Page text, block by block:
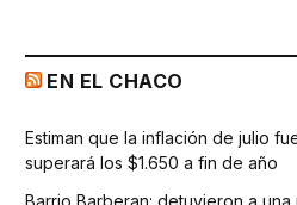
EN EL CHACO
Estiman que la inflación de julio
superará los $1.650 a fin de año